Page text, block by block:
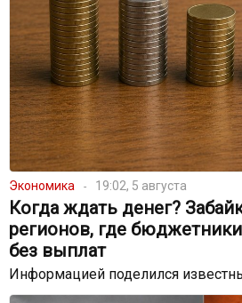
Экономика 19:02, 5 августа
Когда ждать денег?
регионов, где
без выплат
Информацией поделился